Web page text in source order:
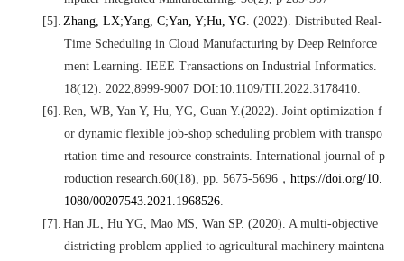
[5]. Zhang, LX;Yang, C;Yan, Y;Hu, YG. (2022). Distributed Real-
Time Scheduling in Cloud Manufacturing by Deep Reinforce
ment Learning. IEEE Transactions on Industrial Informatics.
18(12). 2022,8999-9007 DOI:10.1109/TII.2022.3178410.
[6]. Ren, WB, Yan Y, Hu, YG, Guan Y.(2022).Joint optimization f
or dynamic flexible job-shop scheduling problem with transpo
rtation time and resource constraints. International journal of p
roduction research.60(18), pp. 5675-5696 ，https://doi.org/10.
1080/00207543.2021.1968526.
[7]. Han JL, Hu YG, Mao MS, Wan SP. (2020). A multi-objective
districting problem applied to agricultural machinery maintena